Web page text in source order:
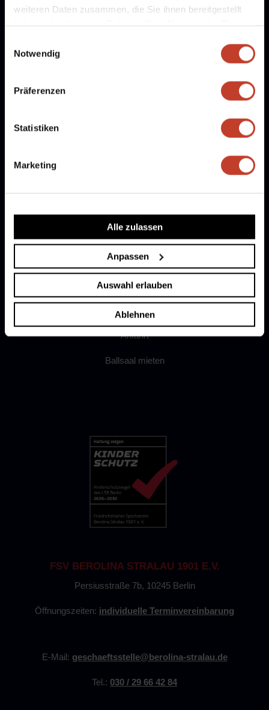
weiteren Daten zusammen, die Sie ihnen bereitgestellt
Notwendig
Präferenzen
Statistiken
Marketing
Alle zulassen
Anpassen
Auswahl erlauben
Ablehnen
Datenschutz
Impressum
Widerrufsrecht
Anfahrt
Ballsaal mieten
FSV BEROLINA STRALAU 1901 E.V.
Persiusstraße 7b, 10245 Berlin
Öffnungszeiten: individuelle Terminvereinbarung
E-Mail: geschaeftsstelle@berolina-stralau.de
Tel.: 030 / 29 66 42 84